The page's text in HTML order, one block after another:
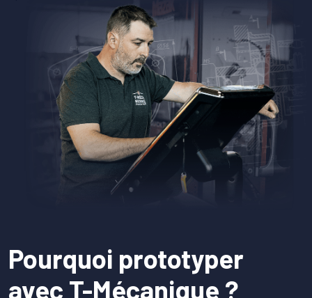
Pourquoi prototyper
avec T-Mécanique ?